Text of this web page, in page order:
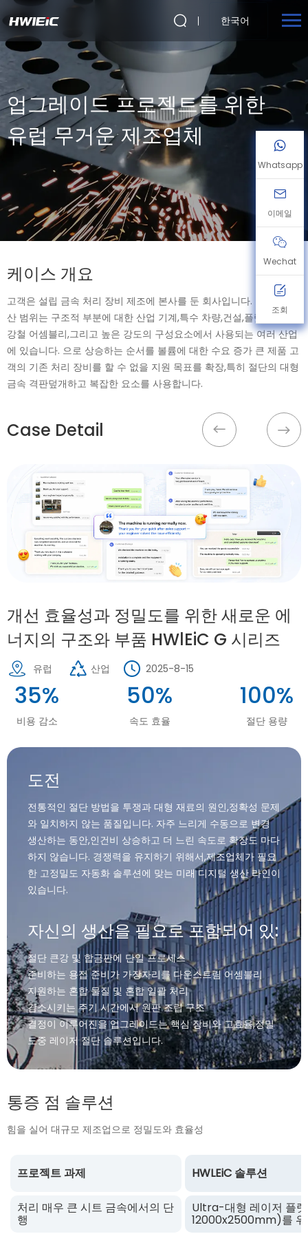
한국어
업그레이드 프로젝트를 위한
유럽 무거운 제조업체
케이스 개요
고객은 설립 금속 처리 장비 제조에 본사를 둔 회사입니다. 그들의 생
산 범위는 구조적 부분에 대한 산업 기계,특수 차량,건설,플랫폼,모듈
강철 어셈블리,그리고 높은 강도의 구성요소에서 사용되는 여러 산업
에 있습니다. 으로 상승하는 순서를 볼륨에 대한 수요 증가 큰 제품 고
객의 기존 처리 장비를 할 수 없을 지원 목표를 확장,특히 절단의 대형
금속 격판덮개하고 복잡한 요소를 사용합니다.
Case Detail
개선 효율성과 정밀도를 위한 새로운 에
너지의 구조와 부품 HWlEiC G 시리즈
유럽 산업 2025-8-15
35%
비용 감소
50%
속도 효율
100%
절단 용량
도전
전통적인 절단 방법을 투쟁과 대형 재료의 원인,정확성 문제
와 일치하지 않는 품질입니다. 자주 느리게 수동으로 변경
생산하는 동안,인건비 상승하고 더 느린 속도로 확장도 마다
하지 않습니다. 경쟁력을 유지하기 위해서,제조업체가 필요
한 고정밀도 자동화 솔루션에 맞는 미래 디지털 생산 라인이
있습니다.
자신의 생산을 필요로 포함되어 있:
절단 큰강 및 합금판에 단일 프로세스
준비하는 용접 준비가 가장자리를 다운스트림 어셈블리
지원하는 혼합 물질 및 혼합 일괄 처리
감소시키는 주기 시간에서 원판 조립 구조
결정이 이루어진을 업그레이드는 핵심 장비와 고효율,정밀
도중 레이저 절단 솔루션입니다.
통증 점 솔루션
힘을 실어 대규모 제조업으로 정밀도와 효율성
프로젝트 과제 HWLEiC 솔루션
처리 매우 큰 시트 금속에서의 단
행
Ultra-대형 레이저 플
12000x2500mm)를 위
Whatsapp
이메일
Wechat
조회